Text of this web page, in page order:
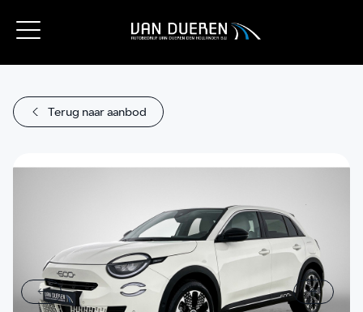
Terug naar aanbod